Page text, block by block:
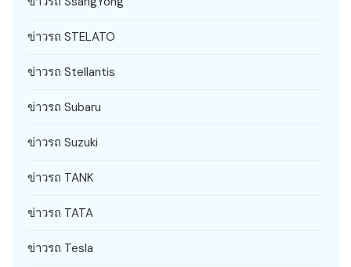
ข่าวรถ STELATO
ข่าวรถ Stellantis
ข่าวรถ Subaru
ข่าวรถ Suzuki
ข่าวรถ TANK
ข่าวรถ TATA
ข่าวรถ Tesla